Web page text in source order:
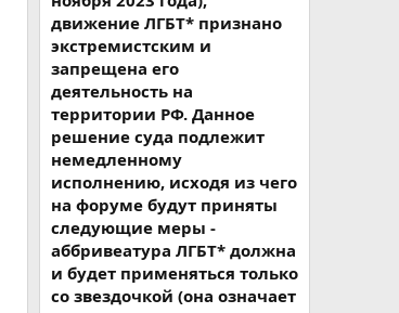
движение ЛГБТ* признано
экстремистским и
запрещена его
деятельность на
территории РФ. Данное
решение суда подлежит
немедленному
исполнению, исходя из чего
на форуме будут приняты
следующие меры -
аббривеатура ЛГБТ* должна
и будет применяться только
со звездочкой (она означает